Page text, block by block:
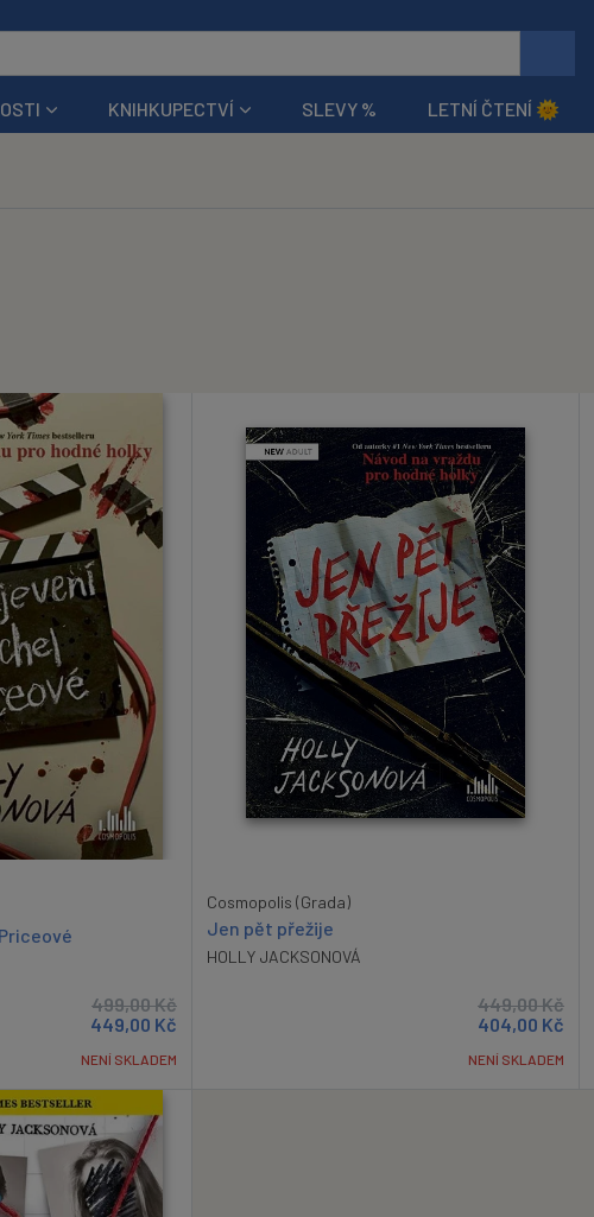
KNIHKUPECTVÍ SLEVY % LETNÍ ČTENÍ 🌞
499,00Kč
449,00 Kč
NENÍ SKLADEM
Cosmopolis (Grada)
Jen pět přežije
HOLLY JACKSONOVÁ
449,00Kč
404,00 Kč
NENÍ SKLADEM